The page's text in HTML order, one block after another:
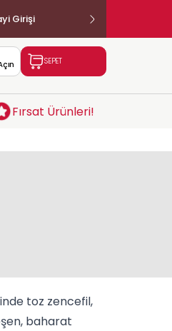
Girişi
SEPET
Fırsat Ürünleri!
toz zencefil,
baharat